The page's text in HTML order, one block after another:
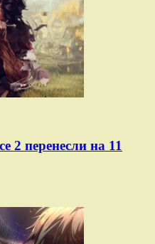
2 перенесли на 11